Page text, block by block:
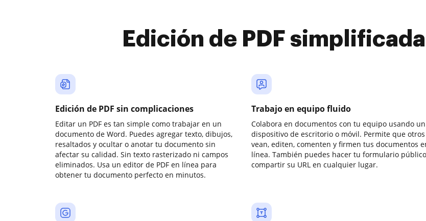
Edición de PDF
Edición de PDF sin complicaciones
Editar un PDF es tan simple como trabajar en un
documento de Word. Puedes agregar texto, dibujos,
resaltados y ocultar o anotar tu documento sin
afectar su calidad. Sin texto rasterizado ni campos
eliminados. Usa un editor de PDF en línea para
obtener tu documento perfecto en minutos.
Trabajo en equipo fluido
Colabora en documentos con tu equipo usando un
dispositivo de escritorio o móvil. Permite que otros
vean, editen, comenten y firmen tus documentos
línea. También puedes hacer tu formulario
compartir su URL en cualquier lugar.